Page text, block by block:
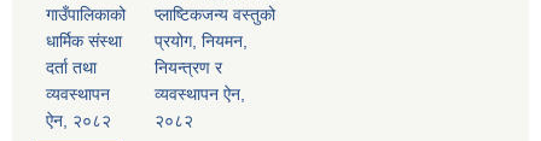
गाउँपालिकाको
धार्मिक संस्था
दर्ता तथा
व्यवस्थापन
ऐन, २०८२
प्लाष्टिकजन्य वस्तुको
प्रयोग, नियमन,
नियन्त्रण र
व्यवस्थापन ऐन,
२०८२